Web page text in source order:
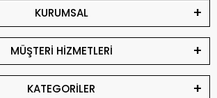
KURUMSAL
MÜŞTERİ HİZMETLERİ
KATEGORİLER